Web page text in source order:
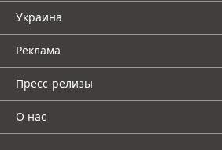
Украина
Реклама
Пресс-релизы
О нас